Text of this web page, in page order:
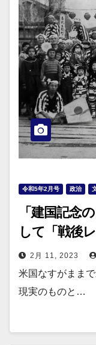
令和5年2月号 政治
「建国記念
して「戦後
ない！
2月 11, 2023
米国なすがまま
現実のものと…